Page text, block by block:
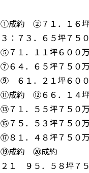
①成約 ②７１．１６
３：７３．６５坪
⑤７１．１１坪６０
⑦６４．６５坪７５
⑨ ６１．２１坪６
⑪成約 ⑫６６．１４
⑬７１．５５坪７５
⑮７５．５３坪７５
⑰８１．４８坪７５
⑲成約 ⑳成約
２１ ９５．５８坪７